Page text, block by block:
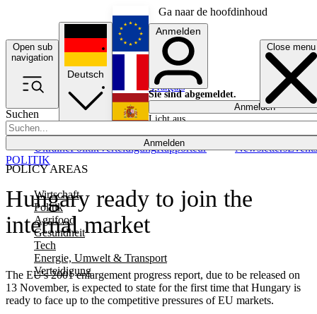
Ga naar de hoofdinhoud
Open sub
navigation
Close menu
Suchen
Anmelden
POLICY AREAS
Wirtschaft
Politik
Agrifood
Gesundheit
Tech
Energie, Umwelt & Transport
Verteidigung
UkrainePolitikVerteidigungRapporteur NewslettersEvents
Deutsch
English
Français
Anmelden
Sie sind abgemeldet.
Anmelden
Licht aus
Hungary ready to join the
internal market
The EU's 2001 enlargement progress report, due to be released on
13 November, is expected to state for the first time that Hungary is
ready to face up to the competitive pressures of EU markets.
POLITIK